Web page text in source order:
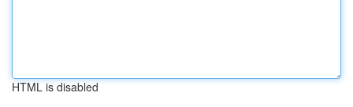
HTML is disabled